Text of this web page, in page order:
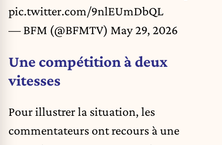
pic.twitter.com/9nlEUmDbQL
— BFM (@BFMTV) May 29, 2026
Une compétition à deux
vitesses
Pour illustrer la situation, les
commentateurs ont recours à une